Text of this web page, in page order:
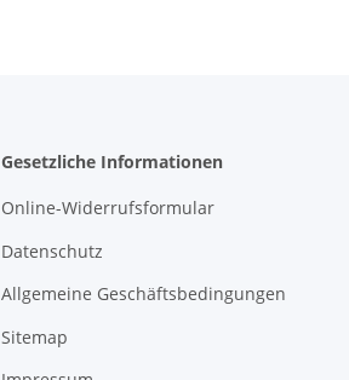
Gesetzliche Informationen
Online-Widerrufsformular
Datenschutz
Allgemeine Geschäftsbedingungen
Sitemap